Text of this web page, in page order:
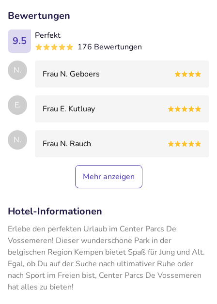
Bewertungen
9.5
Perfekt
176 Bewertungen
N. Frau N. Geboers
E. Frau E. Kutluay
N. Frau N. Rauch
Mehr anzeigen
Hotel-Informationen
Erlebe den perfekten Urlaub im Center Parcs De
Vossemeren! Dieser wunderschöne Park in der
belgischen Region Kempen bietet Spaß für Jung und Alt.
Egal, ob Du auf der Suche nach ultimativer Ruhe oder
nach Sport im Freien bist, Center Parcs De Vossemeren
hat alles zu bieten!